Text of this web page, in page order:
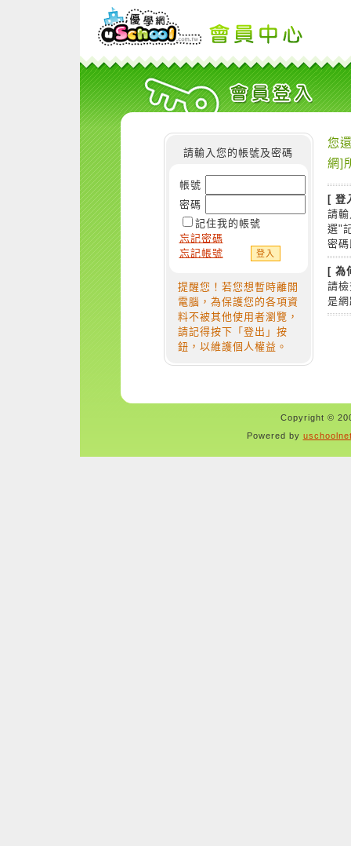
請輸入您的帳號及密碼
帳號
密碼
記住我的帳號
忘記密碼
忘記帳號
提醒您！若您想暫時離開
電腦，為保護您的各項資
料不被其他使用者瀏覽，
請記得按下「登出」按
鈕，以維護個人權益。
您
網]
[ 登
請
選"
密
[ 為
請
是
Copyright ©
Powered by